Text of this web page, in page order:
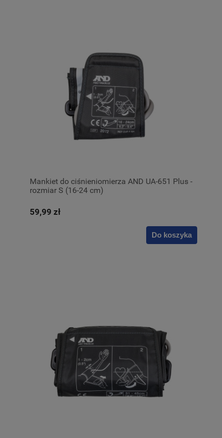
Mankiet do ciśnieniomierza AND UA-651 Plus -
rozmiar S (16-24 cm)
59,99 zł
Do koszyka